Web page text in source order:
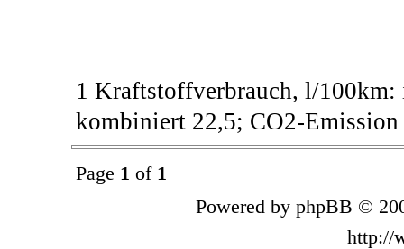
1 Kraftstoffverbrauch, l/100km:
kombiniert 22,5; CO2-
Page 1 of 1
Powered by phpBB ©
http://